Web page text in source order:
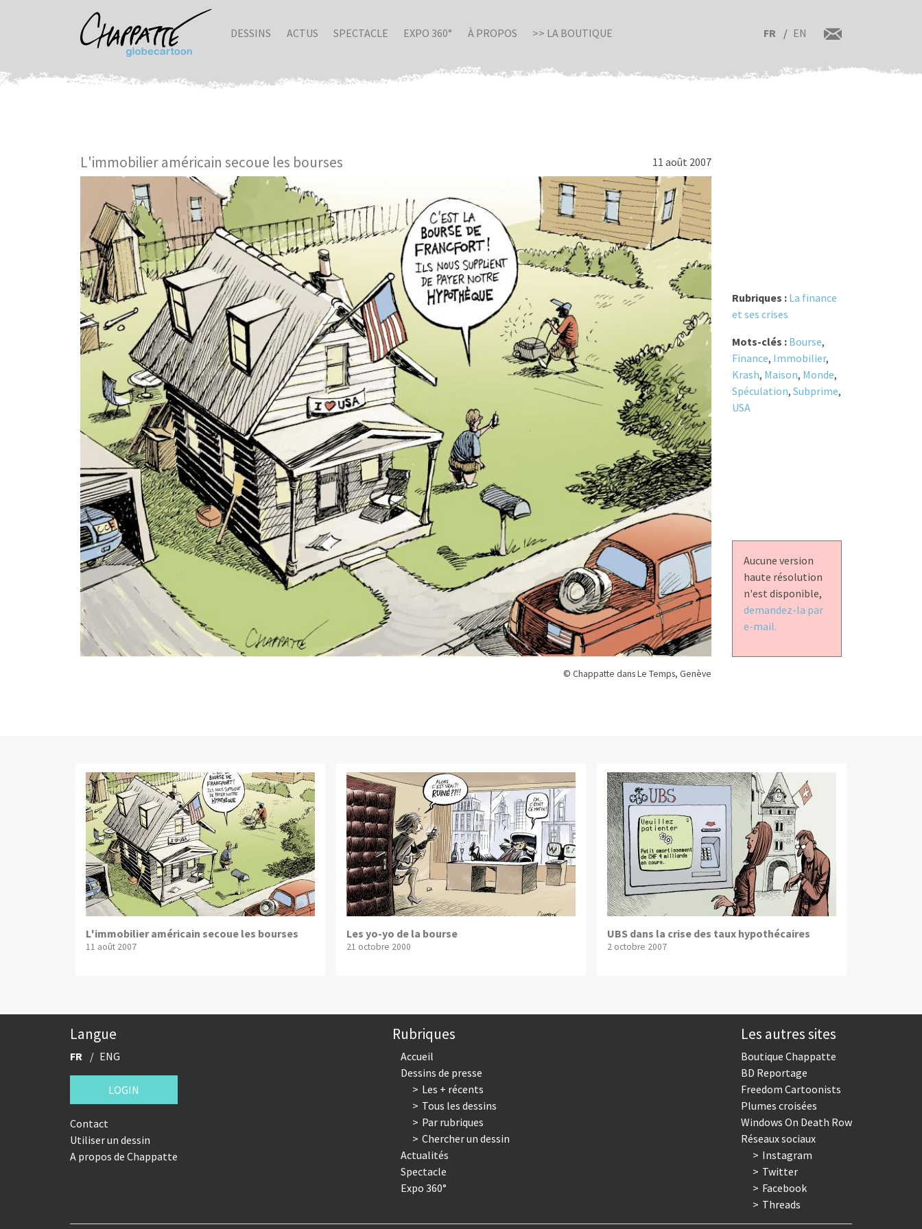
DESSINS ACTUS SPECTACLE EXPO 360° À PROPOS >> LA BOUTIQUE FR EN
L'immobilier américain secoue les bourses 11 août 2007
© Chappatte dans Le Temps, Genève
Rubriques : La finance
et ses crises
Mots-clés : Bourse,
Finance, Immobilier,
Krash, Maison, Monde,
Spéculation, Subprime,
USA
Aucune version
haute résolution
n'est disponible,
demandez-la par
e-mail.
L'immobilier américain secoue les bourses
11 août 2007
Les yo-yo de la bourse
21 octobre 2000
UBS dans la crise des taux hypothécaires
2 octobre 2007
Langue
FR ENG
LOGIN
Contact
Utiliser un dessin
A propos de Chappatte
Rubriques
Accueil
Dessins de presse
Les + récents
Tous les dessins
Par rubriques
Chercher un dessin
Actualités
Spectacle
Expo 360°
Les autres sites
Boutique Chappatte
BD Reportage
Freedom Cartoonists
Plumes croisées
Windows On Death Row
Réseaux sociaux
Instagram
Twitter
Facebook
Threads